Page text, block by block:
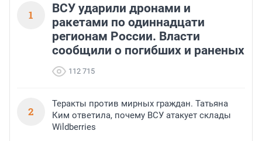
1
ВСУ ударили дронами и
ракетами по одиннадцати
регионам России. Власти
сообщили о погибших и раненых
112 715
2
Теракты против мирных граждан. Татьяна
Ким ответила, почему ВСУ атакует склады
Wildberries